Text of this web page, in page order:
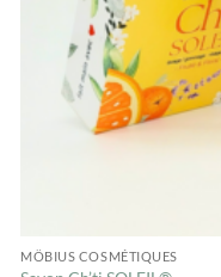
MÖBIUS COSMÉTIQUES